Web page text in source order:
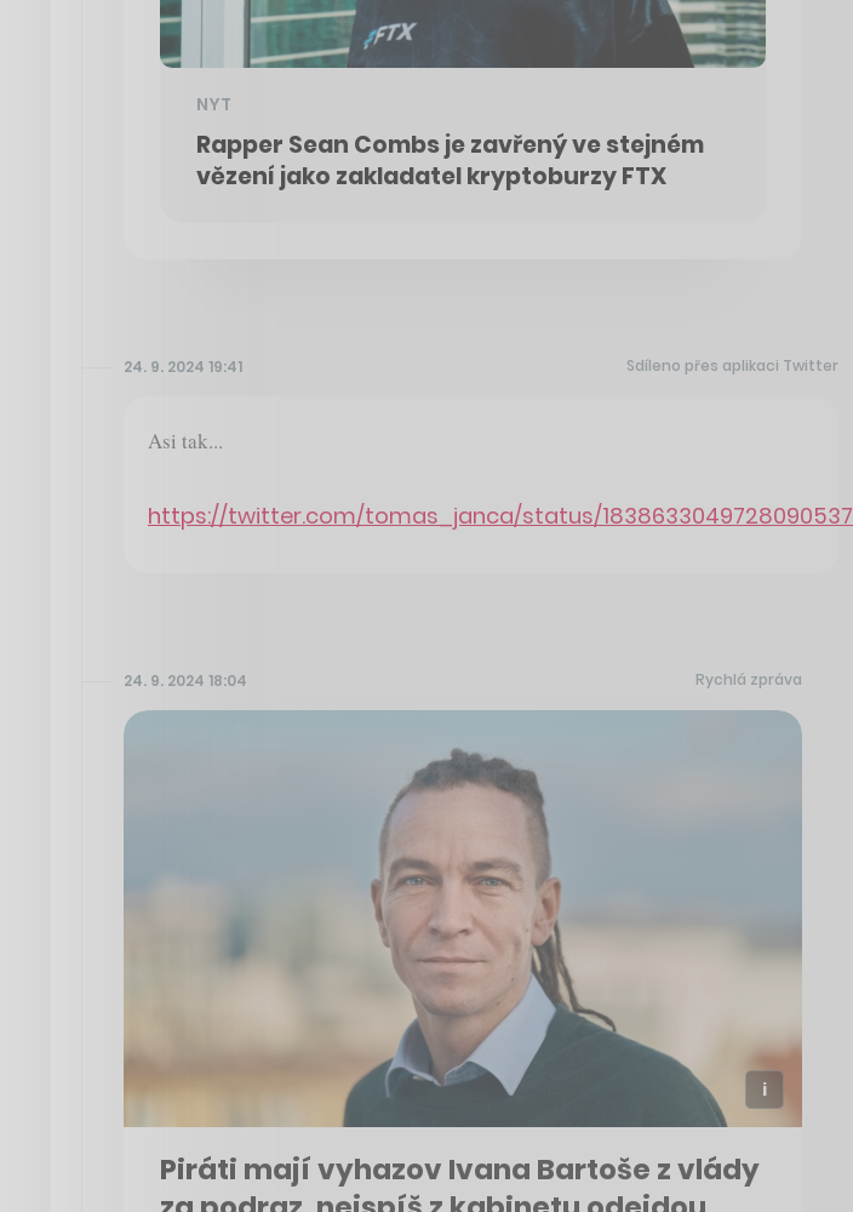
NYT
Rapper Sean Combs je zavřený ve stejném
vězení jako zakladatel kryptoburzy FTX
24. 9. 2024 19:41 Sdíleno přes aplikaci Twitter
Asi tak...
https://twitter.com/tomas_janca/status/1838633049728090537
24. 9. 2024 18:04 Rychlá zpráva
Piráti mají vyhazov Ivana Bartoše z vlády